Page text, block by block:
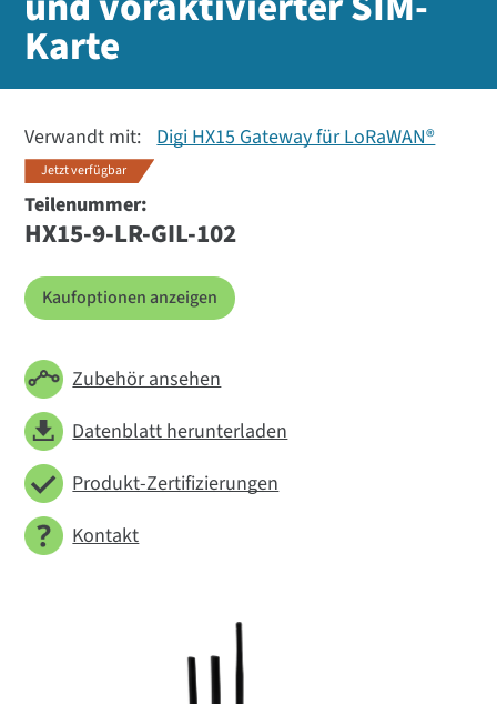
Karte
Verwandt mit: Digi HX15 Gateway für LoRaWAN®
Jetzt verfügbar
Teilenummer:
HX15-9-LR-GIL-102
Kaufoptionen anzeigen
Zubehör ansehen
Datenblatt herunterladen
Produkt-Zertifizierungen
Kontakt